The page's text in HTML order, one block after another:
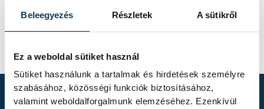
Beleegyezés Részletek A sütikről
Ez a weboldal sütiket használ
Sütiket használunk a tartalmak és hirdetések személyre
szabásához, közösségi funkciók biztosításához,
valamint weboldalforgalmunk elemzéséhez. Ezenkívül